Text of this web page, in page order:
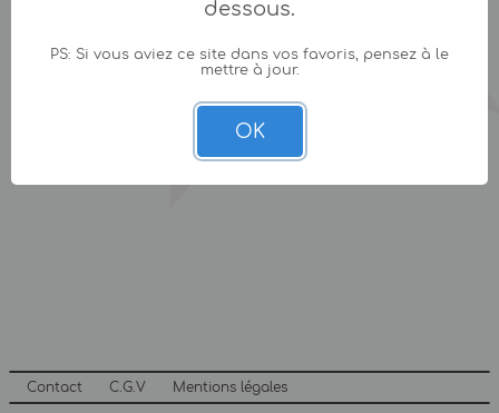
Contact C.G.V Mentions légales
dessous.
PS: Si vous aviez ce site dans vos favoris, pensez à le
mettre à jour.
OK